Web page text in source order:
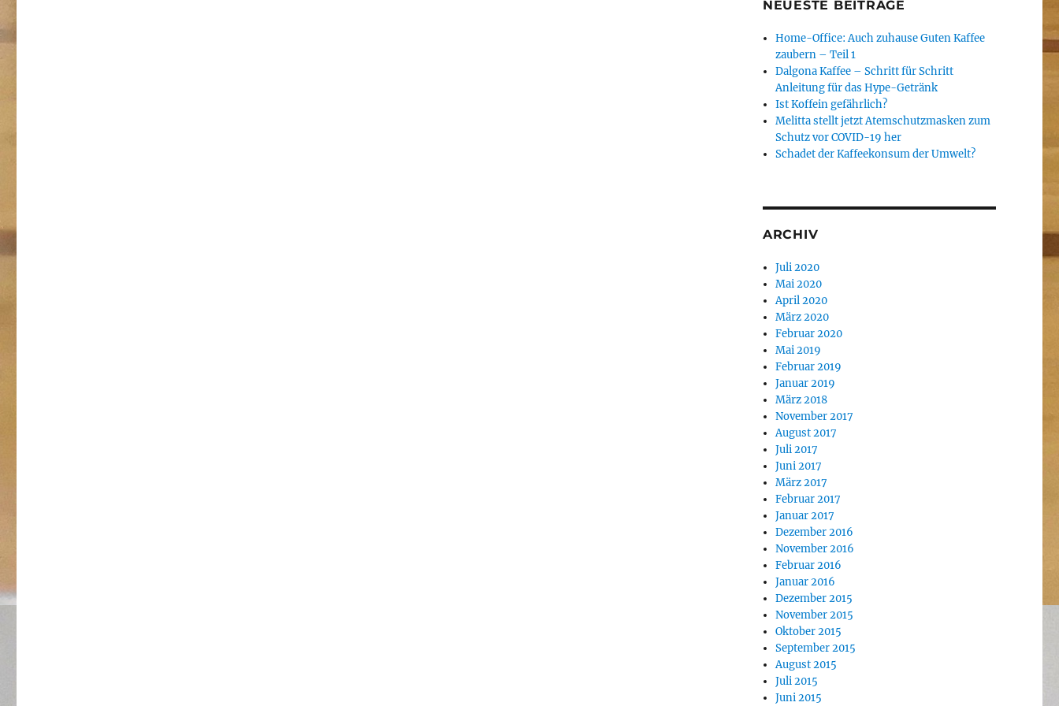
NEUESTE BEITRÄGE
Home-Office: Auch zuhause Guten Kaffee
zaubern – Teil 1
Dalgona Kaffee – Schritt für Schritt
Anleitung für das Hype-Getränk
Ist Koffein gefährlich?
Melitta stellt jetzt Atemschutzmasken zum
Schutz vor COVID-19 her
Schadet der Kaffeekonsum der Umwelt?
ARCHIV
Juli 2020
Mai 2020
April 2020
März 2020
Februar 2020
Mai 2019
Februar 2019
Januar 2019
März 2018
November 2017
August 2017
Juli 2017
Juni 2017
März 2017
Februar 2017
Januar 2017
Dezember 2016
November 2016
Februar 2016
Januar 2016
Dezember 2015
November 2015
Oktober 2015
September 2015
August 2015
Juli 2015
Juni 2015